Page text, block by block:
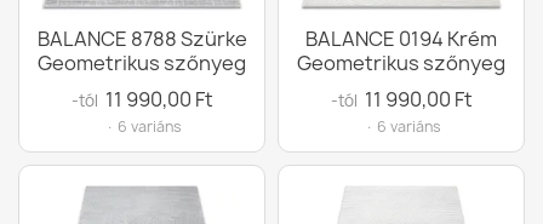
BALANCE 8788 Szürke
Geometrikus szőnyeg
-tól 11 990,00 Ft
· 6 variáns
BALANCE 0194 Krém
Geometrikus szőnyeg
-tól 11 990,00 Ft
· 6 variáns